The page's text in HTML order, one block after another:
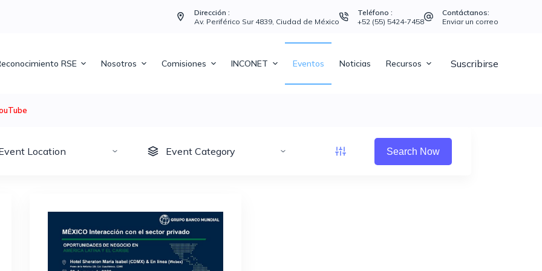
Dirección :
Av. Periférico Sur 4839, Ciudad de México
Teléfono :
+52 (55) 5424-7458
Contáctanos:
Enviar un correo
RSE Nosotros Comisiones INCONET Eventos Noticias Recursos Suscribirse
Search Now